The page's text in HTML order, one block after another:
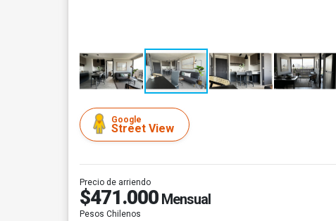
Google
Street View
Precio de arriendo
$471.000 Mensual
Pesos Chilenos